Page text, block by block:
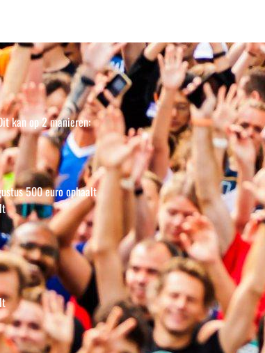
kan op 2 manieren:
500 euro ophaalt